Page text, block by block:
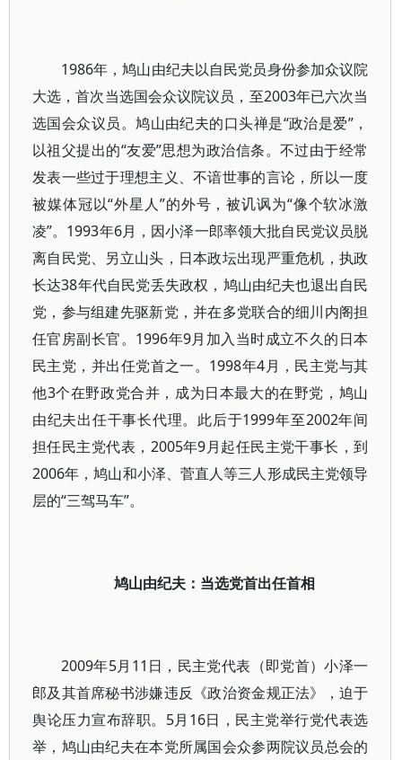
1986年，鸠山由纪夫以自民党员身份参加众议院
大选，首次当选国会众议院议员，至2003年已六次当
选国会众议员。鸠山由纪夫的口头禅是“政治是爱”，
以祖父提出的“友爱”思想为政治信条。不过由于经常
发表一些过于理想主义、不谙世事的言论，所以一度
被媒体冠以“外星人”的外号，被讥讽为“像个软冰激
凌”。1993年6月，因小泽一郎率领大批自民党议员脱
离自民党、另立山头，日本政坛出现严重危机，执政
长达38年代自民党丢失政权，鸠山由纪夫也退出自民
党，参与组建先驱新党，并在多党联合的细川内阁担
任官房副长官。1996年9月加入当时成立不久的日本
民主党，并出任党首之一。1998年4月，民主党与其
他3个在野政党合并，成为日本最大的在野党，鸠山
由纪夫出任干事长代理。此后于1999年至2002年间
担任民主党代表，2005年9月起任民主党干事长，到
2006年，鸠山和小泽、菅直人等三人形成民主党领导
层的“三驾马车”。
鸠山由纪夫：当选党首出任首相
2009年5月11日，民主党代表（即党首）小泽一
郎及其首席秘书涉嫌违反《政治资金规正法》，迫于
舆论压力宣布辞职。5月16日，民主党举行党代表选
举，鸠山由纪夫在本党所属国会众参两院议员总会的